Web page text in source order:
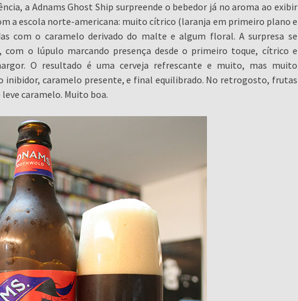
a Adnams Ghost Ship surpreende o bebedor já no aroma ao exibir
a escola norte-americana: muito cítrico (laranja em primeiro plano e
com o caramelo derivado do malte e algum floral. A surpresa se
com o lúpulo marcando presença desde o primeiro toque, cítrico e
O resultado é uma cerveja refrescante e muito, mas muito
inibidor, caramelo presente, e final equilibrado. No retrogosto, frutas
caramelo. Muito boa.